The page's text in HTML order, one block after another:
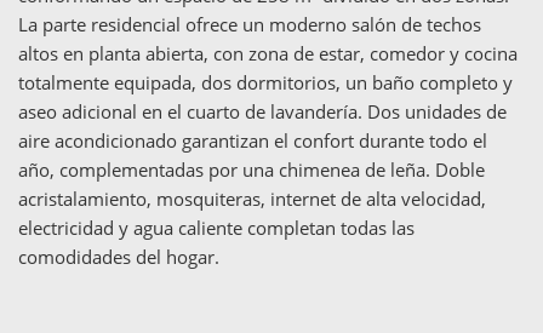
La parte residencial ofrece un moderno salón de techos
altos en planta abierta, con zona de estar, comedor y cocina
totalmente equipada, dos dormitorios, un baño completo y
aseo adicional en el cuarto de lavandería. Dos unidades de
aire acondicionado garantizan el confort durante todo el
año, complementadas por una chimenea de leña. Doble
acristalamiento, mosquiteras, internet de alta velocidad,
electricidad y agua caliente completan todas las
comodidades del hogar.